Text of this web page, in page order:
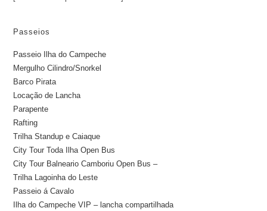
Passeios
Passeio Ilha do Campeche
Mergulho Cilindro/Snorkel
Barco Pirata
Locação de Lancha
Parapente
Rafting
Trilha Standup e Caiaque
City Tour Toda Ilha Open Bus
City Tour Balneario Camboriu Open Bus –
Trilha Lagoinha do Leste
Passeio á Cavalo
Ilha do Campeche VIP – lancha compartilhada